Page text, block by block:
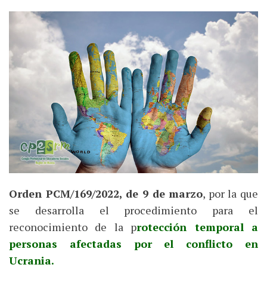
Orden PCM/169/2022, de 9 de marzo, por la que
se desarrolla el procedimiento para el
reconocimiento de la protección temporal a
personas afectadas por el conflicto en
Ucrania.